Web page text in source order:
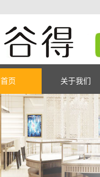
首页 关于我们